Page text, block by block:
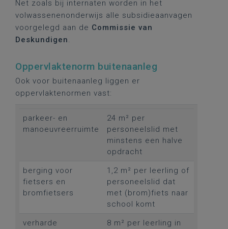
Net zoals bij internaten worden in het
volwassenenonderwijs alle subsidieaanvagen
voorgelegd aan de Commissie van
Deskundigen.
Oppervlaktenorm buitenaanleg
Ook voor buitenaanleg liggen er
oppervlaktenormen vast:
parkeer- en
manoeuvreerruimte
24 m² per
personeelslid met
minstens een halve
opdracht
berging voor
fietsers en
bromfietsers
1,2 m² per leerling of
personeelslid dat
met (brom)fiets naar
school komt
verharde
8 m² per leerling in